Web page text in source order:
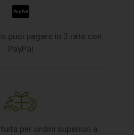
puoi pagare in 3 rate con
PayPal
per ordini superiori a